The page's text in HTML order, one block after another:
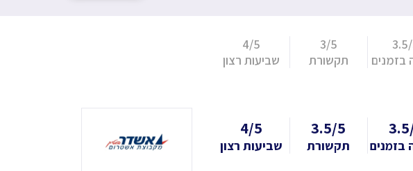
בזמנים
3/5
תקשורת
4/5
שביעות רצון
בזמנים
3.5/5
תקשורת
4/5
שביעות רצון